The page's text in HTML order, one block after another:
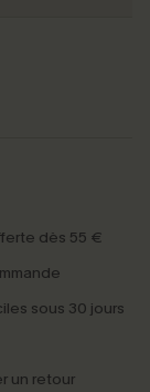
dès 55 €
sous 30 jours
un retour